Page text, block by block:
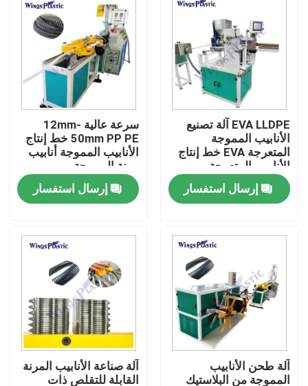
منتجات
معلومات عنا
جولة في المعمل
رقابة جودة
اتصل بنا
آلة بثق الأنابيب البلاستيكية
خط بثق الأنبوب البلاستيكي
آلة بثق الأنبوب البلاستيكي
HDPE آلة بثق الأنابيب
EVA LLDPE آلة تصنيع
الأنابيب المموجة
المتعرجة EVA خط إنتاج
الأنابيب المتعرجة
الحلزونية لخرطوم
المكنسة الكهربائية
إرسال استفسار
سرعة عالية 12mm-
50mm PP PE خط إنتاج
الأنابيب المموجة أنابيب
مرنة المموجة
إرسال استفسار
آلة طحن الأنابيب
المموجة من البلاستيك
آلة صناعة الأنابيب المرنة
القابلة للتقلص ذات